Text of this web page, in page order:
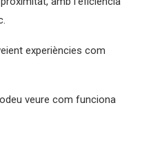
experiències com
veure com funciona